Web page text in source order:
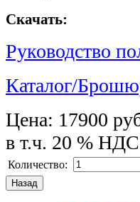
Скачать:
Руководство
Каталог/
Цена: 17900
в т.ч. 20 % НДС
Количество: